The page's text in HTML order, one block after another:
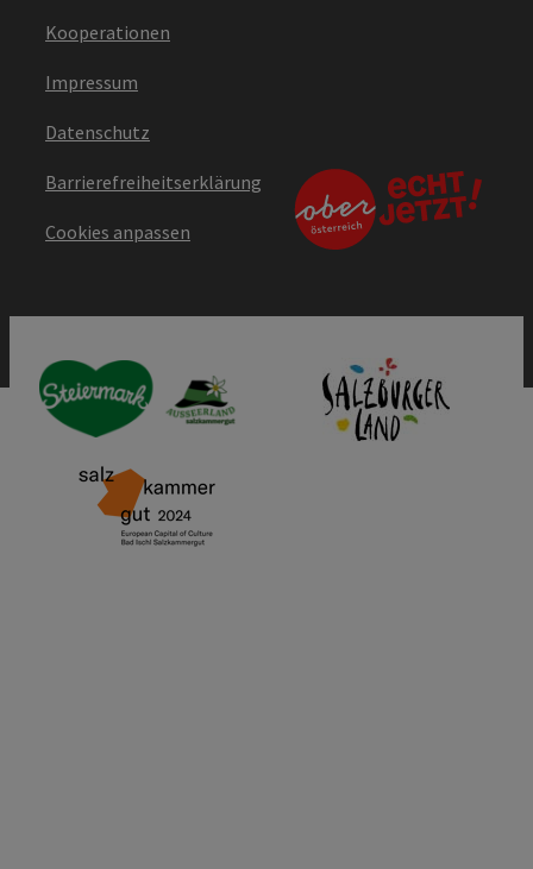
Kooperationen
Impressum
Datenschutz
Barrierefreiheitserklärung
Cookies anpassen